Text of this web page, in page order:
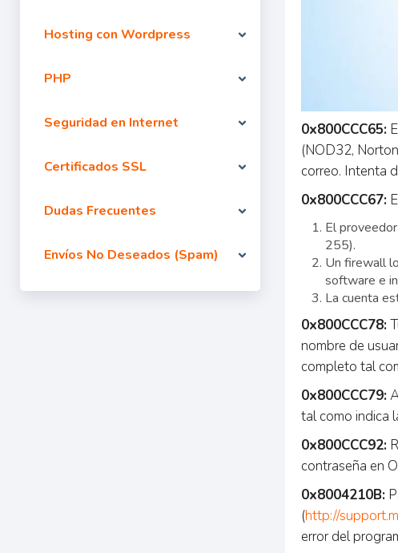
Hosting con Wordpress
PHP
Seguridad en Internet
Certificados SSL
Dudas Frecuentes
Envíos No Deseados (Spam)
0x800CCC65:
(NOD32,
correo. Intenta
0x800CCC67:
El
255).
Un firewall
software e
La cuenta
0x800CCC78:
nombre de
completo tal
0x800CCC79:
tal como indica
0x800CCC92:
contraseña en
0x8004210B:
(http://
error del